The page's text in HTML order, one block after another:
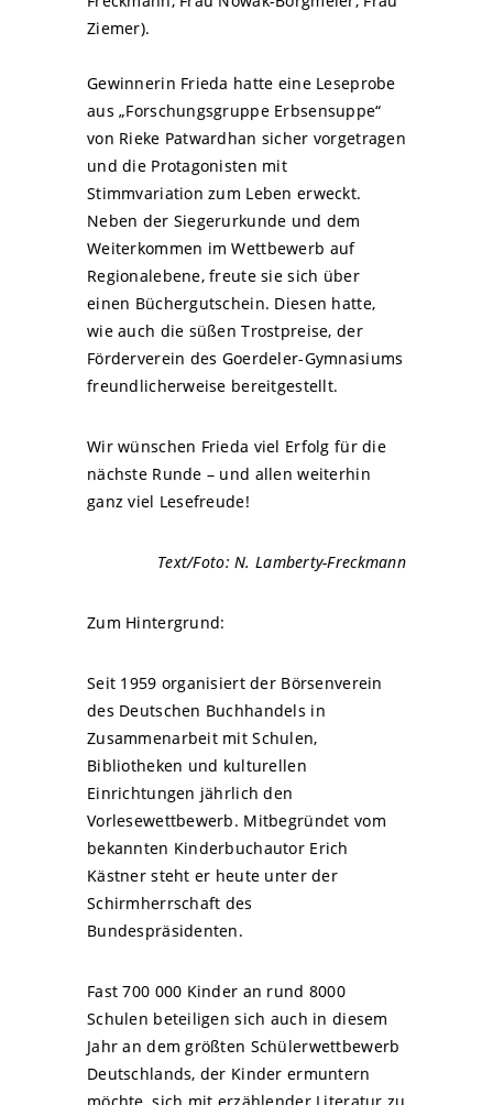
Ziemer).
Gewinnerin Frieda hatte eine Leseprobe
aus „Forschungsgruppe Erbsensuppe“
von Rieke Patwardhan sicher vorgetragen
und die Protagonisten mit
Stimmvariation zum Leben erweckt.
Neben der Siegerurkunde und dem
Weiterkommen im Wettbewerb auf
Regionalebene, freute sie sich über
einen Büchergutschein. Diesen hatte,
wie auch die süßen Trostpreise, der
Förderverein des Goerdeler-Gymnasiums
freundlicherweise bereitgestellt.
Wir wünschen Frieda viel Erfolg für die
nächste Runde – und allen weiterhin
ganz viel Lesefreude!
Text/Foto: N. Lamberty-Freckmann
Zum Hintergrund:
Seit 1959 organisiert der Börsenverein
des Deutschen Buchhandels in
Zusammenarbeit mit Schulen,
Bibliotheken und kulturellen
Einrichtungen jährlich den
Vorlesewettbewerb. Mitbegründet vom
bekannten Kinderbuchautor Erich
Kästner steht er heute unter der
Schirmherrschaft des
Bundespräsidenten.
Fast 700 000 Kinder an rund 8000
Schulen beteiligen sich auch in diesem
Jahr an dem größten Schülerwettbewerb
Deutschlands, der Kinder ermuntern
möchte, sich mit erzählender Literatur zu